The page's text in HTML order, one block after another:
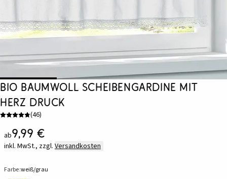
Bio Baumwoll Scheibengardine mit
Herz Druck
(46)
ab9,99 €
inkl. MwSt., zzgl. Versandkosten
Farbe:weiß/grau